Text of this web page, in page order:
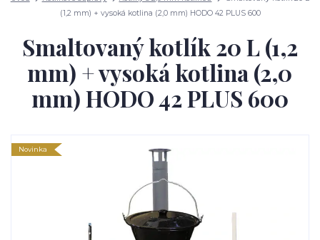
(1,2 mm) + vysoká kotlina (2,0 mm) HODO 42 PLUS 600
Smaltovaný kotlík 20 L (1,2
mm) + vysoká kotlina (2,0
mm) HODO 42 PLUS 600
Novinka